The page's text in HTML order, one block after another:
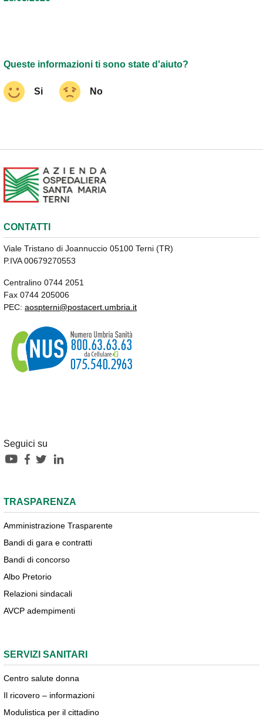
Queste informazioni ti sono state d'aiuto?
Si No
CONTATTI
Viale Tristano di Joannuccio 05100 Terni (TR)
P.IVA 00679270553
Centralino 0744 2051
Fax 0744 205006
PEC: aospterni@postacert.umbria.it
Seguici su
TRASPARENZA
Amministrazione Trasparente
Bandi di gara e contratti
Bandi di concorso
Albo Pretorio
Relazioni sindacali
AVCP adempimenti
SERVIZI SANITARI
Centro salute donna
Il ricovero – informazioni
Modulistica per il cittadino